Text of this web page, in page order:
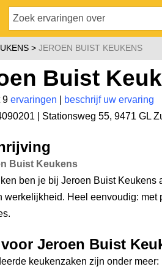
JEROEN BUIST KEUKENS
Buist
9 ervaringen
beschrijf uw ervaring
| Stationsweg 55, 9471 GL
Buist Keukens
ben je bij Jeroen Buist Keukens
werkelijkheid. Heel eenvoudig: met
Jeroen Buist
keukenzaken zijn onder meer: